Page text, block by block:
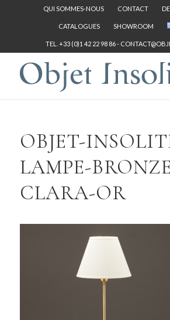
QUI SOMMES-NOUS CONTACT
CATALOGUES SHOWROOM
TEL. +33 (0)1 42 22 98 86 -
OBJET-
LAMPE-
CLARA-OR